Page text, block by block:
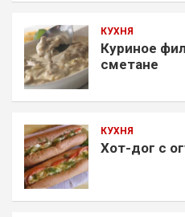
КУХНЯ
Куриное
сметане
КУХНЯ
Хот-дог с